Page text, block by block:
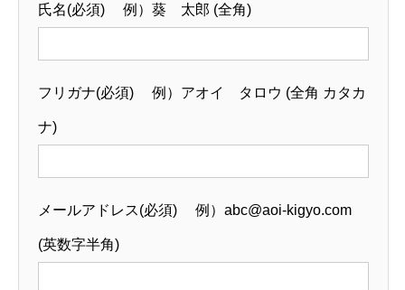
氏名(必須) 例）葵 太郎 (全角)
フリガナ(必須) 例）アオイ タロウ (全角 カタカ
ナ)
メールアドレス(必須) 例）abc@aoi-kigyo.com
(英数字半角)